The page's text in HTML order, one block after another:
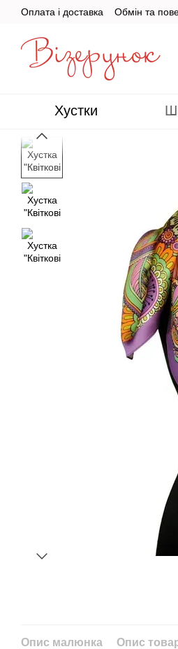
Перейти до основного контенту
Оплата і доставка Обмін та
Хустки
Опис малюнка Опис